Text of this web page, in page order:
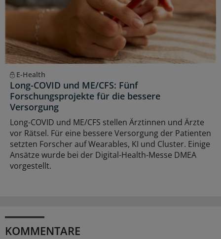
E-Health
Long-COVID und ME/CFS: Fünf
Forschungsprojekte für die bessere
Versorgung
Long-COVID und ME/CFS stellen Ärztinnen und Ärzte
vor Rätsel. Für eine bessere Versorgung der Patienten
setzten Forscher auf Wearables, KI und Cluster. Einige
Ansätze wurde bei der Digital-Health-Messe DMEA
vorgestellt.
KOMMENTARE